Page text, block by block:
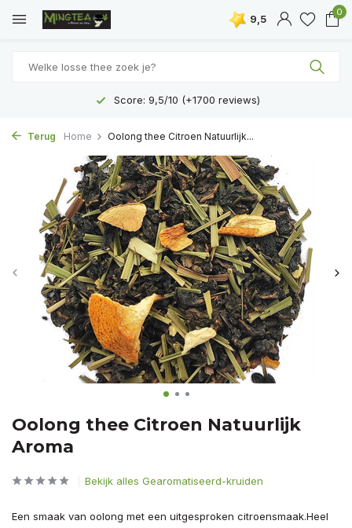
9,5
0
Score: 9,5/10 (+1700 reviews)
Terug Home Oolong thee Citroen Natuurlijk...
Oolong thee Citroen Natuurlijk
Aroma
Bekijk alles Gearomatiseerd-kruiden
Een smaak van oolong met een uitgesproken citroensmaak.Heel